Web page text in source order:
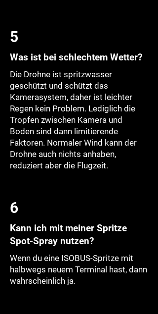
5
Was ist bei schlechtem Wetter?
Die Drohne ist spritzwasser
geschützt und schützt das
Kamerasystem, daher ist leichter
Regen kein Problem. Lediglich die
Tropfen zwischen Kamera und
Boden sind dann limitierende
Faktoren. Normaler Wind kann der
Drohne auch nichts anhaben,
reduziert aber die Flugzeit.
6
Kann ich mit meiner Spritze
Spot-Spray nutzen?
Wenn du eine ISOBUS-Spritze mit
halbwegs neuem Terminal hast, dann
wahrscheinlich ja.